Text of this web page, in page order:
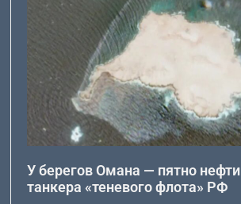
У берегов Омана — пятно
танкера «теневого флота» РФ